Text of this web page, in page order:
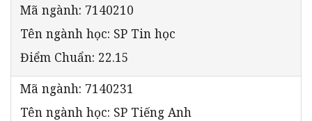
Mã ngành: 7140210
Tên ngành học: SP Tin học
Điểm Chuẩn: 22.15
Mã ngành: 7140231
Tên ngành học: SP Tiếng Anh